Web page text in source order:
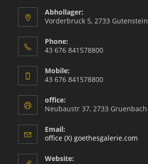
Abhollager:
Vorderbruck 5, 2733 Gutenstein
Phone:
43 676 841578800
Mobile:
43 676 841578800
office:
Neubaustr 37, 2733 Gruenbach
Email:
office (X) goethesgalerie.com
Website: